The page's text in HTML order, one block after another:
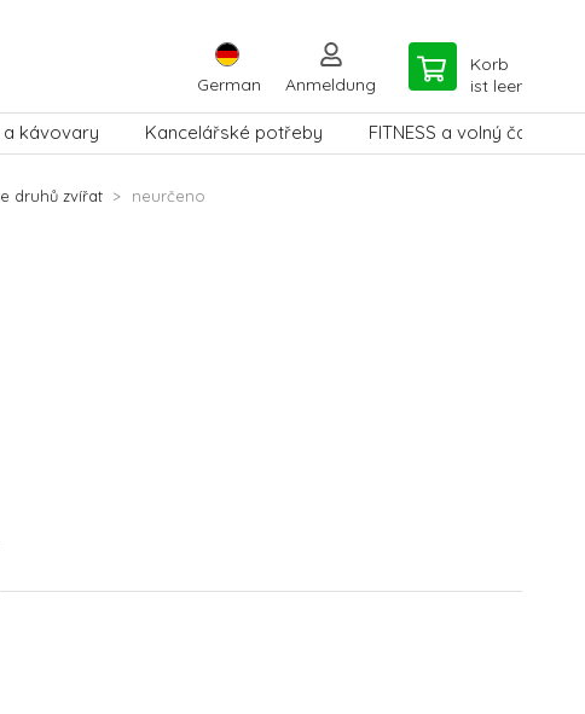
German Anmeldung
Korb
ist leer
a kávovary Kancelářské potřeby FITNESS a volný čas
druhů zvířat neurčeno